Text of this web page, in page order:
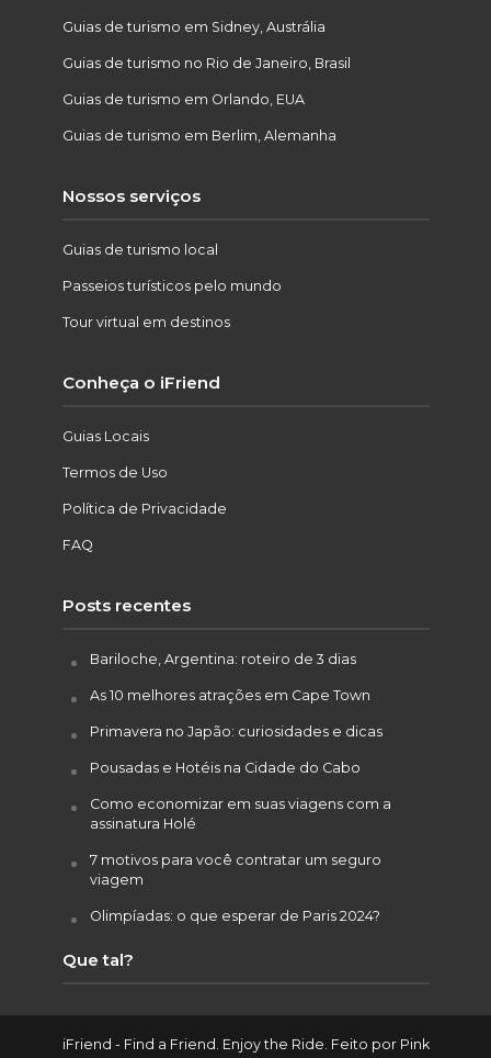
Guias de turismo em Sidney, Austrália
Guias de turismo no Rio de Janeiro, Brasil
Guias de turismo em Orlando, EUA
Guias de turismo em Berlim, Alemanha
Nossos serviços
Guias de turismo local
Passeios turísticos pelo mundo
Tour virtual em destinos
Conheça o iFriend
Guias Locais
Termos de Uso
Política de Privacidade
FAQ
Posts recentes
Bariloche, Argentina: roteiro de 3 dias
As 10 melhores atrações em Cape Town
Primavera no Japão: curiosidades e dicas
Pousadas e Hotéis na Cidade do Cabo
Como economizar em suas viagens com a
assinatura Holé
7 motivos para você contratar um seguro
viagem
Olimpíadas: o que esperar de Paris 2024?
Que tal?
iFriend - Find a Friend. Enjoy the Ride. Feito por Pink